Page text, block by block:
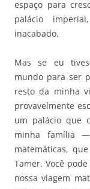
espaço para
palácio
inacabado.
Mas se eu
mundo para ser
resto da minha
provavelmente
um palácio que
minha família
matemáticas,
Tamer. Você
nossa viagem